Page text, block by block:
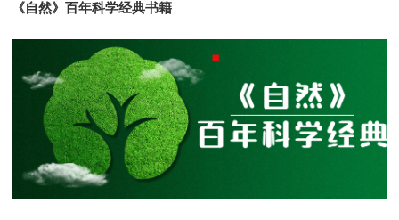
《自然》百年科学经典书籍